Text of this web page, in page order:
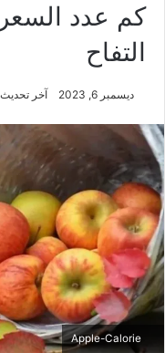
كم عدد
التفاح
ديسمبر 6, 2023 آخر تحديث: